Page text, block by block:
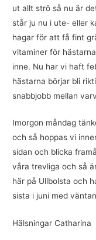
ut allt strö så nu är
står ju nu i ute- eller
hagar för att få fint
vitaminer för
inne. Nu har vi haft
hästarna börjar bli
snabbjobb mellan
Imorgon måndag
och så hoppas vi
sidan och blicka
våra trevliga och så
här på Ullbolsta och
sista i juni med
Hälsningar Catharina